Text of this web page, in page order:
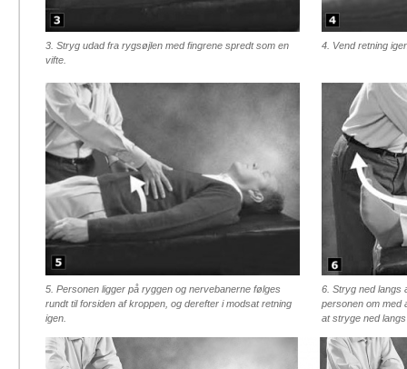
3. Stryg udad fra rygsøjlen med fingrene spredt som en
vifte.
4. Vend retning
5. Personen ligger på ryggen og nervebanerne følges
rundt til forsiden af kroppen, og derefter i modsat retning
igen.
6. Stryg ned langs
personen om med
at stryge ned